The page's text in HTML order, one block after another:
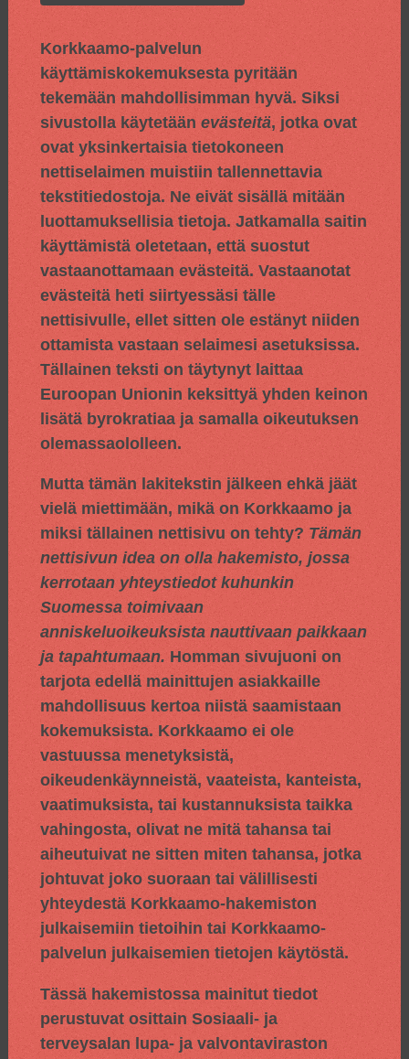
Korkkaamo-palvelun
käyttämiskokemuksesta pyritään
tekemään mahdollisimman hyvä. Siksi
sivustolla käytetään evästeitä, jotka ovat
ovat yksinkertaisia tietokoneen
nettiselaimen muistiin tallennettavia
tekstitiedostoja. Ne eivät sisällä mitään
luottamuksellisia tietoja. Jatkamalla saitin
käyttämistä oletetaan, että suostut
vastaanottamaan evästeitä. Vastaanotat
evästeitä heti siirtyessäsi tälle
nettisivulle, ellet sitten ole estänyt niiden
ottamista vastaan selaimesi asetuksissa.
Tällainen teksti on täytynyt laittaa
Euroopan Unionin keksittyä yhden keinon
lisätä byrokratiaa ja samalla oikeutuksen
olemassaololleen.
Mutta tämän lakitekstin jälkeen ehkä jäät
vielä miettimään, mikä on Korkkaamo ja
miksi tällainen nettisivu on tehty? Tämän
nettisivun idea on olla hakemisto, jossa
kerrotaan yhteystiedot kuhunkin
Suomessa toimivaan
anniskeluoikeuksista nauttivaan paikkaan
ja tapahtumaan. Homman sivujuoni on
tarjota edellä mainittujen asiakkaille
mahdollisuus kertoa niistä saamistaan
kokemuksista. Korkkaamo ei ole
vastuussa menetyksistä,
oikeudenkäynneistä, vaateista, kanteista,
vaatimuksista, tai kustannuksista taikka
vahingosta, olivat ne mitä tahansa tai
aiheutuivat ne sitten miten tahansa, jotka
johtuvat joko suoraan tai välillisesti
yhteydestä Korkkaamo-hakemiston
julkaisemiin tietoihin tai Korkkaamo-
palvelun julkaisemien tietojen käytöstä.
Tässä hakemistossa mainitut tiedot
perustuvat osittain Sosiaali- ja
terveysalan lupa- ja valvontaviraston